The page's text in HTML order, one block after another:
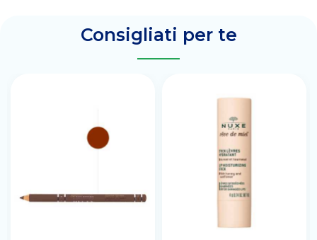
Consigliati per te